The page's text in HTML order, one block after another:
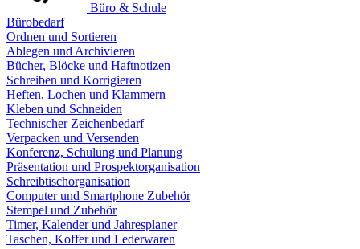
Büro & Schule
Bürobedarf
Ordnen und Sortieren
Ablegen und Archivieren
Bücher, Blöcke und Haftnotizen
Schreiben und Korrigieren
Heften, Lochen und Klammern
Kleben und Schneiden
Technischer Zeichenbedarf
Verpacken und Versenden
Konferenz, Schulung und Planung
Präsentation und Prospektorganisation
Schreibtischorganisation
Computer und Smartphone Zubehör
Stempel und Zubehör
Timer, Kalender und Jahresplaner
Taschen, Koffer und Lederwaren